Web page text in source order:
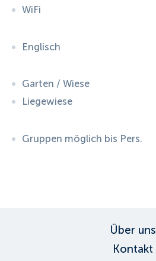
WiFi
Englisch
Garten / Wiese
Liegewiese
Gruppen möglich bis Pers.
Über uns
Kontakt